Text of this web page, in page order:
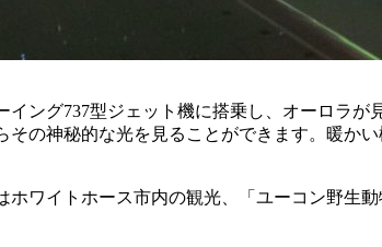
ング737型ジェット機に搭乗し、オーロラ
の神秘的な光を見ることができます。暖か
ワイトホース市内の観光、「ユーコン野生